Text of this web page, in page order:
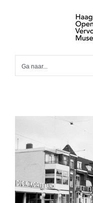
Ga naar...